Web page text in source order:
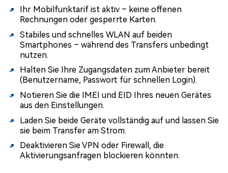
Ihr Mobilfunktarif ist aktiv – keine offenen
Rechnungen oder gesperrte Karten.
Stabiles und schnelles WLAN auf beiden
Smartphones – während des Transfers unbedingt
nutzen.
Halten Sie Ihre Zugangsdaten zum Anbieter bereit
(Benutzername, Passwort für schnellen Login).
Notieren Sie die IMEI und EID Ihres neuen Gerätes
aus den Einstellungen.
Laden Sie beide Geräte vollständig auf und lassen Sie
sie beim Transfer am Strom.
Deaktivieren Sie VPN oder Firewall, die
Aktivierungsanfragen blockieren könnten.